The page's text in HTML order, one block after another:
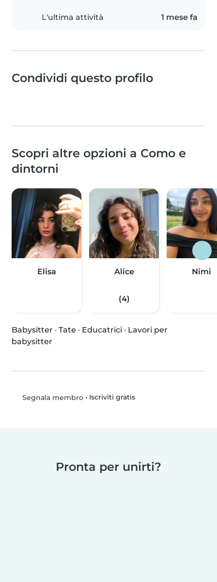
L'ultima attività 1 mese fa
Condividi questo profilo
Scopri altre opzioni a Como e
dintorni
Elisa Alice
(4)
Nimi
Babysitter · Tate · Educatrici · Lavori per
babysitter
Segnala membro• Iscriviti gratis
Pronta per unirti?